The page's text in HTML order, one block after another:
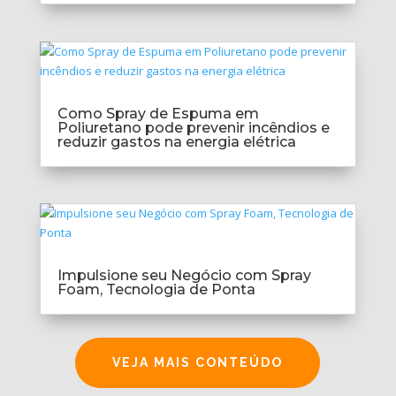
Como Spray de Espuma em
Poliuretano pode prevenir incêndios e
reduzir gastos na energia elétrica
Impulsione seu Negócio com Spray
Foam, Tecnologia de Ponta
VEJA MAIS CONTEÚDO